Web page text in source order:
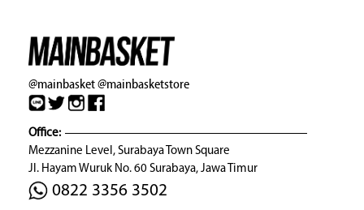
@mainbasket@mainbasketstore
Office:
Mezzanine Level, Surabaya Town Square
Jl. Hayam Wuruk No. 60 Surabaya, Jawa Timur
0822 3356 3502